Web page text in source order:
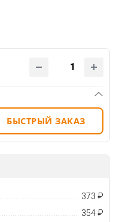
БЫСТРЫЙ ЗАКАЗ
373 ₽
354 ₽